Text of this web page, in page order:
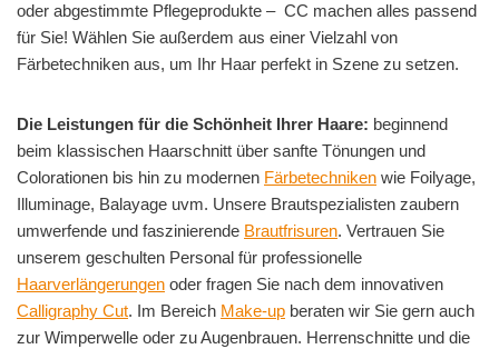
oder abgestimmte Pflegeprodukte – CC machen alles passend
für Sie! Wählen Sie außerdem aus einer Vielzahl von
Färbetechniken aus, um Ihr Haar perfekt in Szene zu setzen.
Die Leistungen für die Schönheit Ihrer Haare: beginnend
beim klassischen Haarschnitt über sanfte Tönungen und
Colorationen bis hin zu modernen Färbetechniken wie Foilyage,
Illuminage, Balayage uvm. Unsere Brautspezialisten zaubern
umwerfende und faszinierende Brautfrisuren. Vertrauen Sie
unserem geschulten Personal für professionelle
Haarverlängerungen oder fragen Sie nach dem innovativen
Calligraphy Cut. Im Bereich Make-up beraten wir Sie gern auch
zur Wimperwelle oder zu Augenbrauen. Herrenschnitte und die